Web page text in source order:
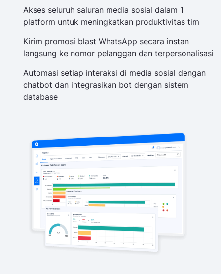
Akses seluruh saluran media sosial dalam 1
platform untuk meningkatkan produktivitas tim
Kirim promosi blast WhatsApp secara instan
langsung ke nomor pelanggan dan terpersonalisasi
Automasi setiap interaksi di media sosial dengan
chatbot dan integrasikan bot dengan sistem
database